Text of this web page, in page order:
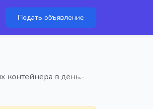
Подать объявление
контейнера в день.-